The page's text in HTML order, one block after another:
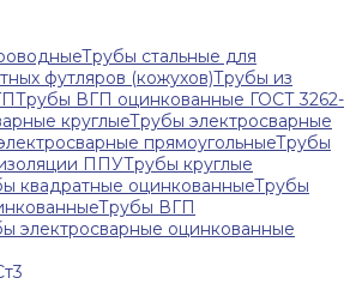
Трубы стальные для
футляров (кожухов)Трубы из
Трубы ВГП оцинкованные ГОСТ 3262-
круглыеТрубы электросварные
прямоугольныеТрубы
ППУТрубы круглые
квадратные оцинкованныеТрубы
Трубы ВГП
электросварные оцинкованные